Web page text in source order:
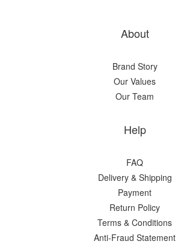
About
Brand Story
Our Values
Our Team
Help
FAQ
Delivery & Shipping
Payment
Return Policy
Terms & Conditions
Anti-Fraud Statement